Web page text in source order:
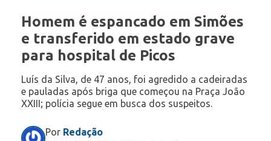
Homem é espancado em Simões
e transferido em estado grave
para hospital de Picos
Luís da Silva, de 47 anos, foi agredido a cadeiradas
e pauladas após briga que começou na Praça João
XXIII; polícia segue em busca dos suspeitos.
Por Redação